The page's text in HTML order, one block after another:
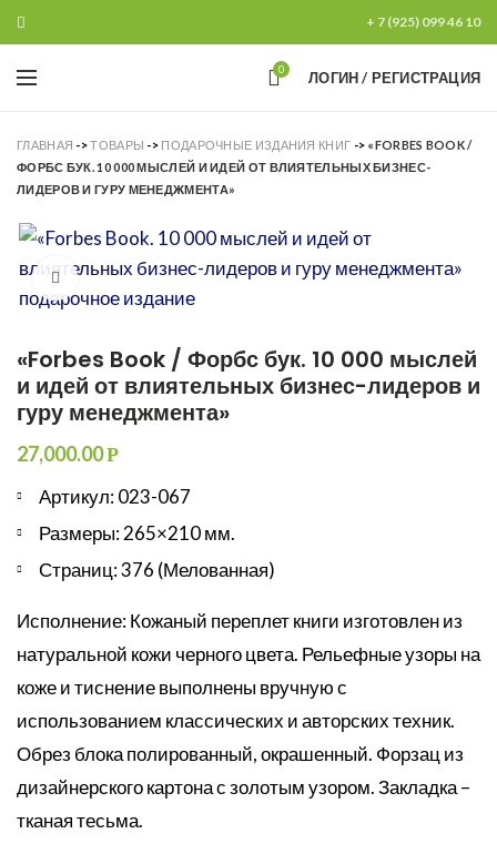
+ 7 (925) 099 46 10
0 ЛОГИН / РЕГИСТРАЦИЯ
ГЛАВНАЯ ->ТОВАРЫ -> ПОДАРОЧНЫЕ ИЗДАНИЯ КНИГ -> «FORBES BOOK /
ФОРБС БУК. 10 000 МЫСЛЕЙ И ИДЕЙ ОТ ВЛИЯТЕЛЬНЫХ БИЗНЕС-
ЛИДЕРОВ И ГУРУ МЕНЕДЖМЕНТА»
Увеличить
«Forbes Book / Форбс бук. 10 000 мыслей
и идей от влиятельных бизнес-лидеров и
гуру менеджмента»
27,000.00Р
Артикул: 023-067
Размеры: 265×210 мм.
Страниц: 376 (Мелованная)
Исполнение: Кожаный переплет книги изготовлен из
натуральной кожи черного цвета. Рельефные узоры на
коже и тиснение выполнены вручную с
использованием классических и авторских техник.
Обрез блока полированный, окрашенный. Форзац из
дизайнерского картона с золотым узором. Закладка –
тканая тесьма.